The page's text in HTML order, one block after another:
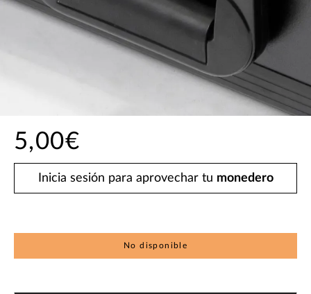
5,00€
Inicia sesión para aprovechar tu monedero
No disponible